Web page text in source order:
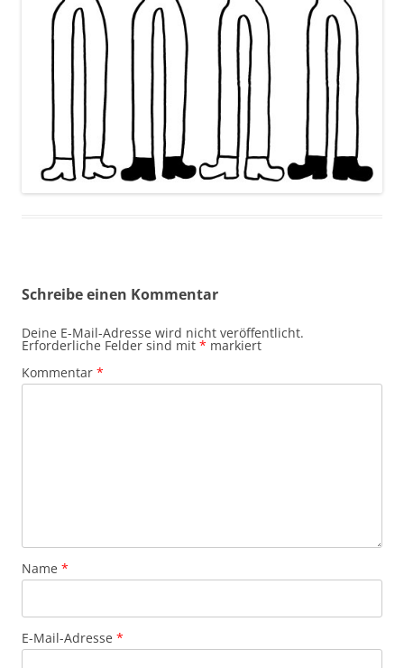
Schreibe einen Kommentar
Deine E-Mail-Adresse wird nicht veröffentlicht.
Erforderliche Felder sind mit * markiert
Kommentar *
Name *
E-Mail-Adresse *